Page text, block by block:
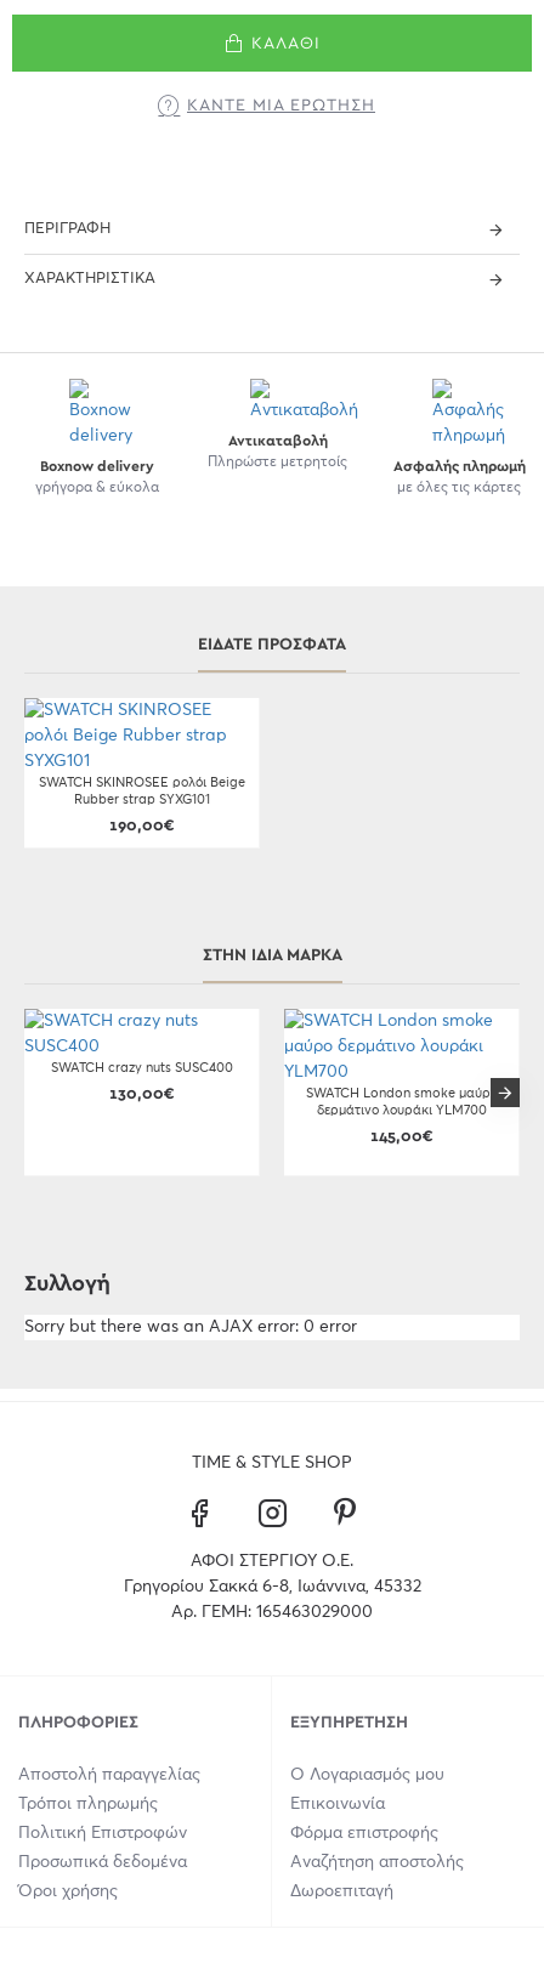
ΚΑΛΆΘΙ
ΚΆΝΤΕ ΜΊΑ ΕΡΏΤΗΣΗ
ΠΕΡΙΓΡΑΦΉ
ΧΑΡΑΚΤΗΡΙΣΤΙΚΆ
Boxnow delivery
γρήγορα & εύκολα
Αντικαταβολή
Πληρώστε μετρητοίς
Ασφαλής πληρωμή
με όλες τις κάρτες
ΕΊΔΑΤΕ ΠΡΌΣΦΑΤΑ
SWATCH SKINROSEE ρολόι Beige
Rubber strap SYXG101
190,00€
ΣΤΗΝ ΊΔΙΑ ΜΆΡΚΑ
SWATCH crazy nuts SUSC400
130,00€
SWATCH London smoke μαύρο
δερμάτινο λουράκι YLM700
145,00€
Συλλογή
Sorry but there was an AJAX error: 0 error
TIME & STYLE SHOP
ΑΦΟΙ ΣΤΕΡΓΙΟΥ Ο.Ε.
Γρηγορίου Σακκά 6-8, Ιωάννινα, 45332
Αρ. ΓΕΜΗ: 165463029000
ΠΛΗΡΟΦΟΡΊΕΣ
Αποστολή παραγγελίας
Τρόποι πληρωμής
Πολιτική Επιστροφών
Προσωπικά δεδομένα
Όροι χρήσης
ΕΞΥΠΗΡΈΤΗΣΗ
Ο Λογαριασμός μου
Επικοινωνία
Φόρμα επιστροφής
Αναζήτηση αποστολής
Δωροεπιταγή